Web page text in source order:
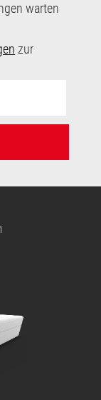
warten
zur
1